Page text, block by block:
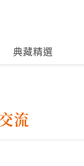
典藏精選
流